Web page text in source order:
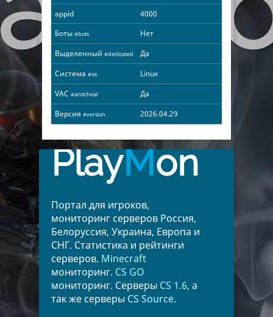
appid
4000
Боты #bots
Нет
Выделенный #dedicated
Да
Система #os
Linux
VAC #anticheat
Да
Версия #version 2026.04.29
PlayMon
Портал для игроков,
мониторинг серверов Россия,
Белоруссия, Украина, Европа и
СНГ. Статистика и рейтинги
серверов. Minecraft
мониторинг. CS GO
мониторинг. Серверы CS 1.6, а
так же серверы CS Source.